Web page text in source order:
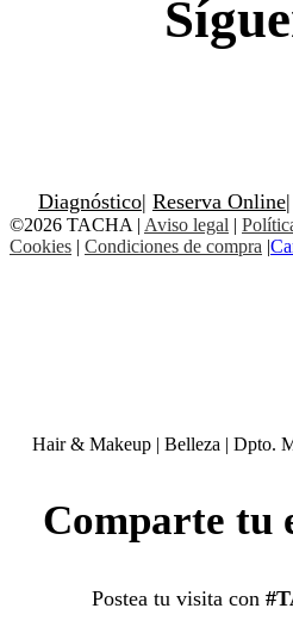
Diagnóstico| Reserva Online|
©2026 TACHA | Aviso legal |
Cookies | Condiciones de compra |
Hair & Makeup | Belleza | Dpto.
Comparte tu
Postea tu visita con